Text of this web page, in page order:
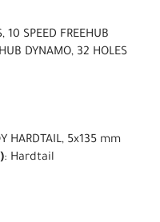
10 SPEED FREEHUB
DYNAMO, 32 HOLES
HARDTAIL, 5x135 mm
: Hardtail